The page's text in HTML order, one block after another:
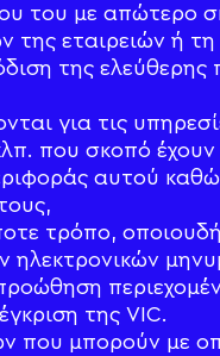
του με απώτερο
της εταιρειών ή
της ελεύθερης
για τις
που σκοπό
αυτού
τρόπο,
ηλεκτρονικών
της VIC.
που μπορούν με